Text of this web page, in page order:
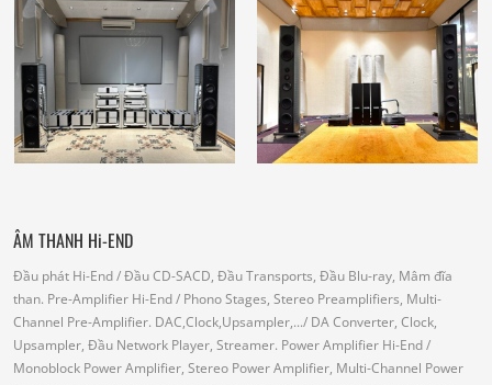
ÂM THANH Hi-END
Đầu phát Hi-End/ Đầu CD-SACD, Đầu Transports, Đầu Blu-ray, Mâm đĩa
than. Pre-Amplifier Hi-End/ Phono Stages, Stereo Preamplifiers, Multi-
Channel Pre-Amplifier. DAC,Clock,Upsampler,.../ DA Converter, Clock,
Upsampler, Đầu Network Player, Streamer. Power Amplifier Hi-End/
Monoblock Power Amplifier, Stereo Power Amplifier, Multi-Channel Power